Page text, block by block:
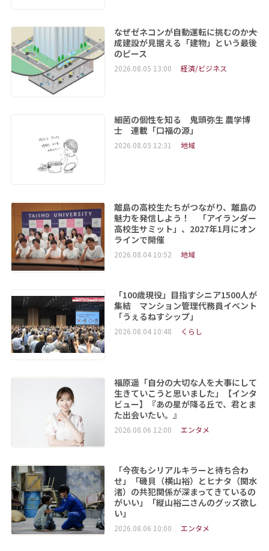
なぜゼネコンが自動運転に挑むのか――大
成建設が見据える「建物」という最後
のピース
2026.08.05 13:00 経済/ビジネス
細菌の個性を知る 鬼頭弥生 農学博
士 連載「口福の源」
2026.08.05 12:31 地域
離島の高校生たちがつながり、離島の
魅力を発信しよう！ 「アイランダー
高校生サミット」、2027年1月にオン
ラインで開催
2026.08.04 10:52 地域
「100歳現役」目指すシニア1500人が
集結 マンション管理代務員イベント
「うぇるねすシップ」
2026.08.04 10:48 くらし
福原遥「自分の大切な人を大事にして
生きていこうと思いました」【インタ
ビュー】『あの星が降る丘で、君とま
た出会いたい。』
2026.08.06 12:00 エンタメ
「今夜もシリアルキラーと待ち合わ
せ」「磯貝（横山裕）とヒナタ（関水
渚）の共犯関係が深まってきているの
がいい」「縦山裕二さんのグッズ欲し
い」
2026.08.06 10:00 エンタメ